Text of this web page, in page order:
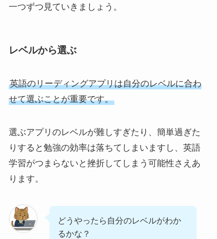
一つずつ見ていきましょう。
レベルから選ぶ
英語のリーディングアプリは自分のレベルに合わ
せて選ぶことが重要です。
選ぶアプリのレベルが難しすぎたり、簡単過ぎた
りすると勉強の効率は落ちてしまいますし、英語
学習がつまらないと挫折してしまう可能性さえあ
ります。
どうやったら自分のレベルがわか
るかな？